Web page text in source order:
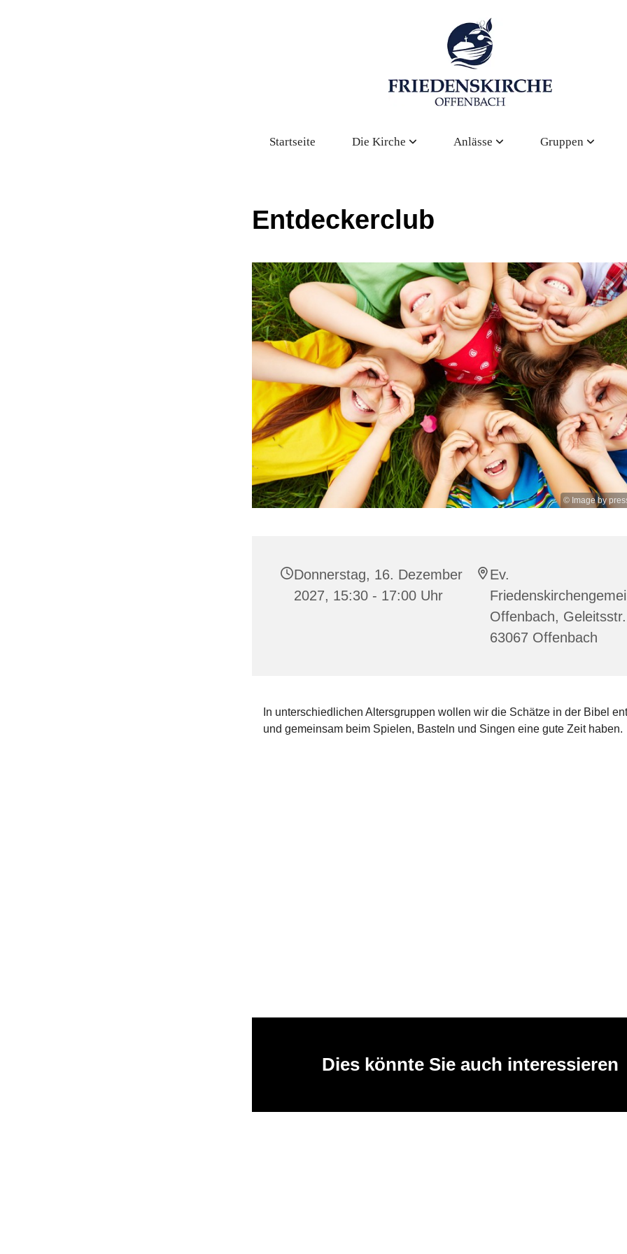
Startseite Die Kirche Anlässe Gruppen
Entdeckerclub
© Image by
Donnerstag, 16. Dezember
2027, 15:30 - 17:00 Uhr
Ev.
Offenbach,
63067 Offenbach
In unterschiedlichen Altersgruppen wollen wir die Schätze in der Bibel
und gemeinsam beim Spielen, Basteln und Singen eine gute Zeit haben.
Dies könnte Sie auch interessieren